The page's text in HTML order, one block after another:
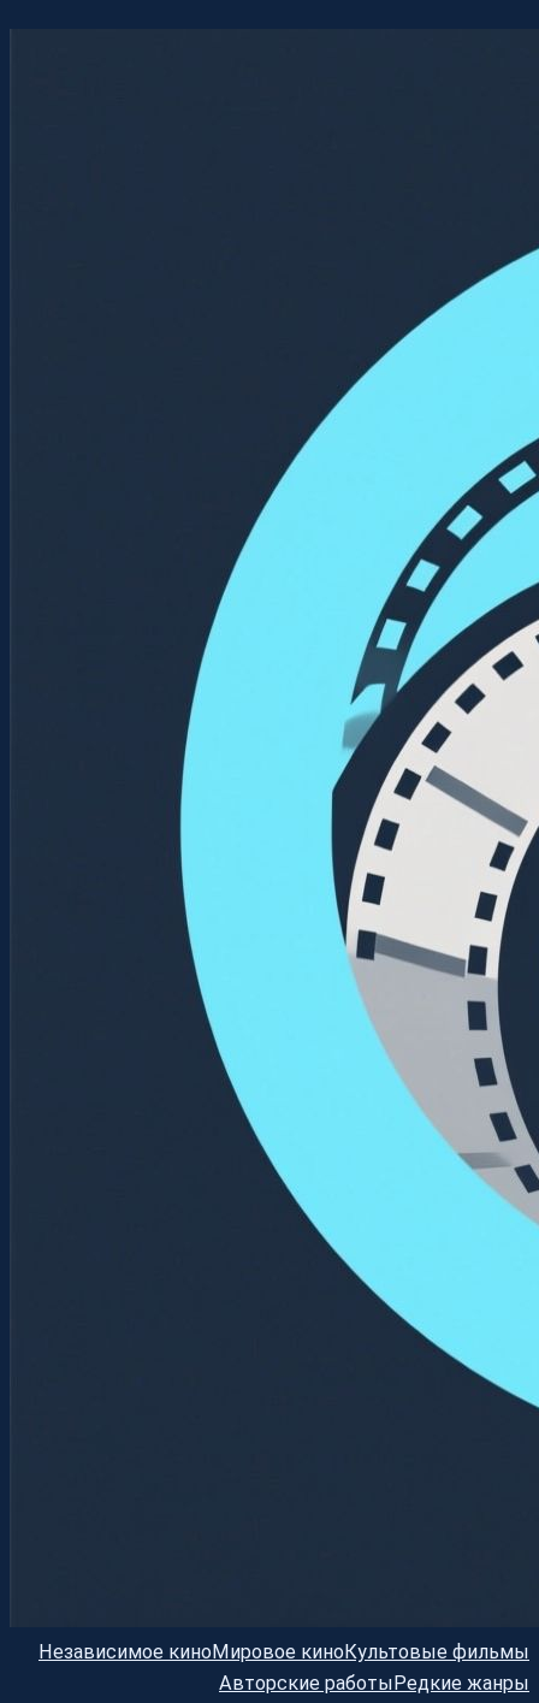
Перейти
Независимое киноМировое киноКультовые фильмы
Авторские работыРедкие жанры